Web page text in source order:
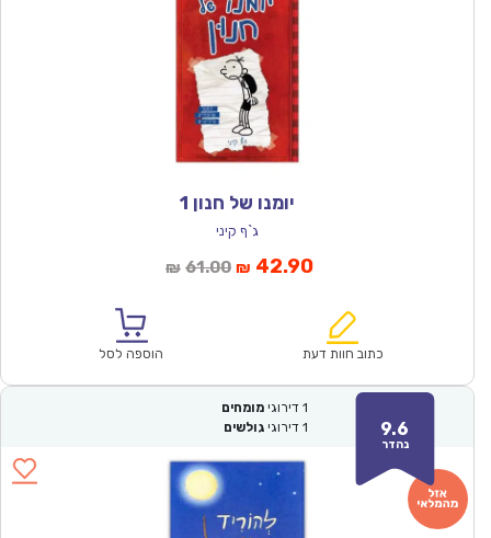
יומנו של חנון 1
ג`ף קיני
₪ 61.00המחיר
₪61.00.
₪ 42.90המחיר
הוא:
כתוב חוות דעת הוספה לסל
9.6
נהדר
1 דירוגי מומחים
1 דירוגי גולשים